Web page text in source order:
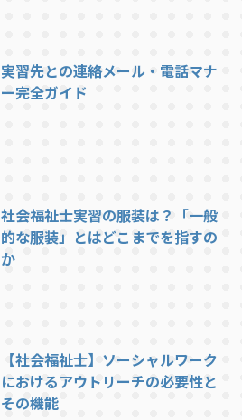
実習先との連絡メール・電話マナ
ー完全ガイド
社会福祉士実習の服装は？「一般
的な服装」とはどこまでを指すの
か
【社会福祉士】ソーシャルワーク
におけるアウトリーチの必要性と
その機能